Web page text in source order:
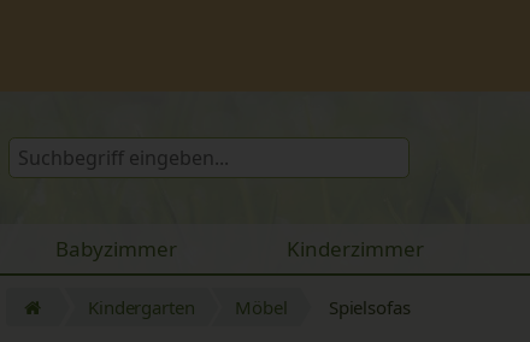
Babyzimmer Kinderzimmer
Kindergarten Möbel Spielsofas